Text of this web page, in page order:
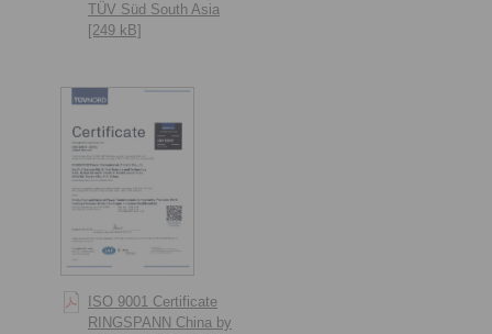
TÜV Süd South Asia
[249 kB]
ISO 9001 Certificate
RINGSPANN China by